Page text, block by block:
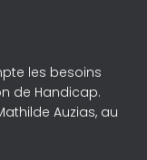
les besoins
de Handicap.
Auzias, au